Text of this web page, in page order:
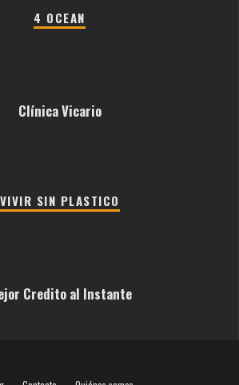
4 OCEAN
Clínica Vicario
VIVIR SIN PLASTICO
Credito al Instante